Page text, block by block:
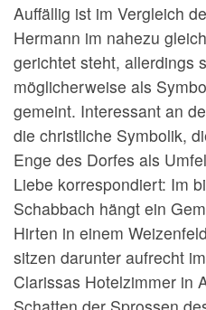
Auffällig ist im Vergleich
Hermann im nahezu
gerichtet steht, allerdings
möglicherweise als
gemeint. Interessant an
die christliche Symbolik,
Enge des Dorfes als
Liebe korrespondiert: Im
Schabbach hängt ein
Hirten in einem
sitzen darunter aufrecht
Clarissas Hotelzimmer in